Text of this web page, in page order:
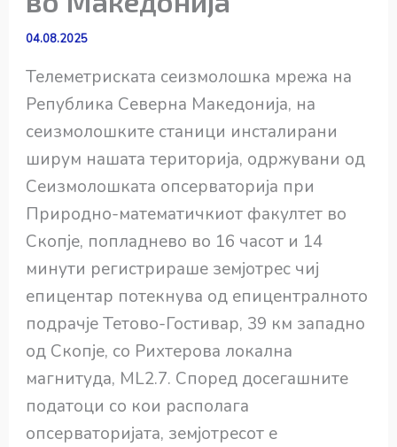
04.08.2025
Телеметриската сеизмолошка мрежа на
Република Северна Македонија, на
сеизмолошките станици инсталирани
ширум нашата територија, одржувани од
Сеизмолошката опсерваторија при
Природно-математичкиот факултет во
Скопје, попладнево во 16 часот и 14
минути регистрираше земјотрес чиј
епицентар потекнува од епицентралното
подрачје Тетово-Гостивар, 39 км западно
од Скопје, со Рихтерова локална
магнитуда, ML2.7. Според досегашните
податоци со кои располага
опсерваторијата, земјотресот е